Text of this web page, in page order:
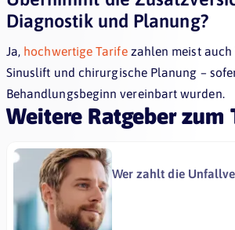
Diagnostik und Planung?
Ja, hochwertige Tarifezahlen meist auch
Sinuslift und chirurgische Planung –
Behandlungsbeginn vereinbart wurden.
Weitere Ratgeber zum
Wer zahlt die